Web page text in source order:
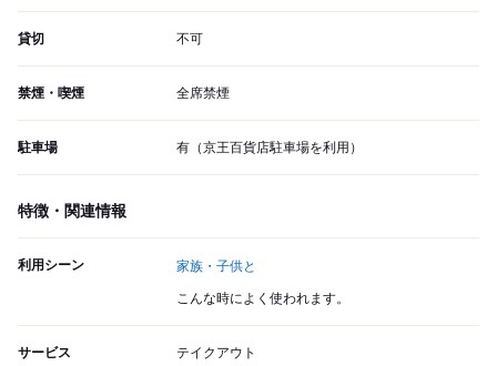
貸切 不可
禁煙・喫煙 全席禁煙
駐車場 有（京王百貨店駐車場を利用）
特徴・関連情報
利用シーン 家族・子供と
こんな時によく使われます。
サービス テイクアウト